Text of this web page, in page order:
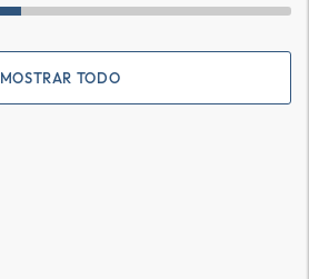
MOSTRAR TODO